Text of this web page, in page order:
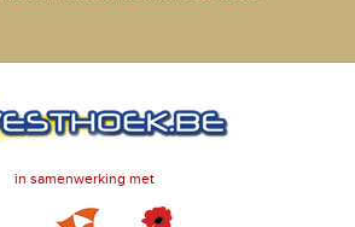
in samenwerking met